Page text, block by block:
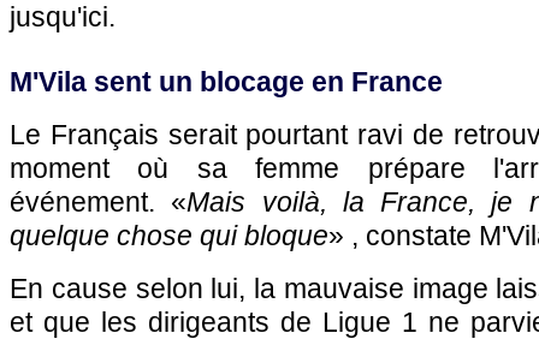
jusqu'ici.
M'Vila sent un blocage en France
Le Français serait pourtant ravi de
moment où sa femme prépare
événement. «Mais voilà, la France, je
quelque chose qui bloque» , constate
En cause selon lui, la mauvaise image
et que les dirigeants de Ligue 1 ne